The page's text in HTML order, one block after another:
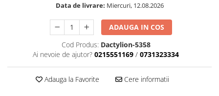
Data de livrare: Miercuri, 12.08.2026
ADAUGA IN COS
Cod Produs: Dactylion-5358
Ai nevoie de ajutor? 0215551169 / 0731323334
Adauga la Favorite Cere informatii